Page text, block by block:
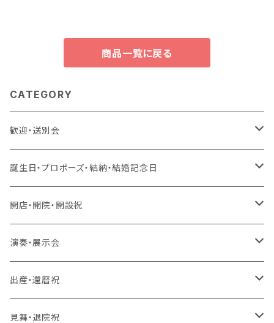
商品一覧に戻る
CATEGORY
歓迎・送別会
生花 アレンジ、花束、バルーン
生花 アレンジ、バルーン
生花 アレンジ
造花 アレンジ、花束、バルーン
ラスティング 花束、枯れない花
ラスティング アレンジ、枯れない花
バルーンのみ
誕生日・プロポーズ・結納・結婚記念日
生花 アレンジ、花束、バルーン
生花 アレンジ、バルーン
生花 アレンジ
造花 アレンジ、花束、バルーン
ラスティング 花束、枯れない花
ラスティング アレンジ、枯れない花
開店・開院・開設祝
生花 アレンジ、花束、バルーン
生花 アレンジ、バルーン
生花 アレンジ
造花 アレンジ、花束、バルーン
ラスティング 花束、枯れない花
演奏・展示会
生花 アレンジ、花束、バルーン
生花 アレンジ、バルーン
造花 アレンジ、花束、バルーン
出産・還暦祝
生花 アレンジ、花束、バルーン
見舞・退院祝